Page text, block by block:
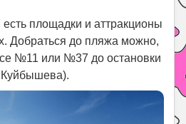
площадки и аттракционы
Добраться до пляжа можно,
№11 или №37 до остановки
Куйбышева).